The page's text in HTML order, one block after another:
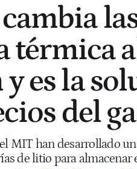
térmica
es la
del
MIT han desarrollado
de litio para almacenar